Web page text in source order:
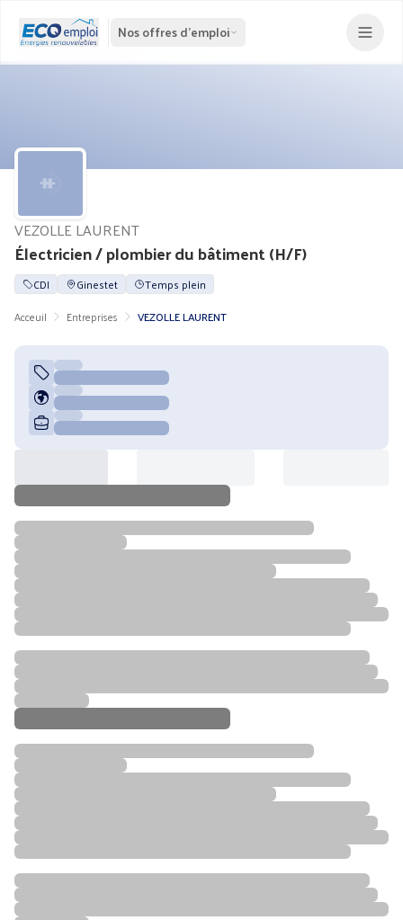
Nos offres d'emploi
Électricien / plombier du bâtiment (H/F)
VEZOLLE LAURENT
CDI Ginestet
Temps plein
Acceuil
Entreprises VEZOLLE LAURENT